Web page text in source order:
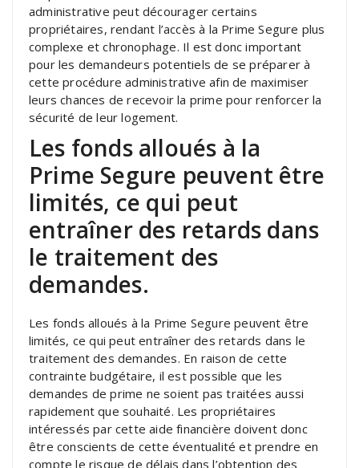
administrative peut décourager certains
propriétaires, rendant l’accès à la Prime Segure plus
complexe et chronophage. Il est donc important
pour les demandeurs potentiels de se préparer à
cette procédure administrative afin de maximiser
leurs chances de recevoir la prime pour renforcer la
sécurité de leur logement.
Les fonds alloués à la
Prime Segure peuvent être
limités, ce qui peut
entraîner des retards dans
le traitement des
demandes.
Les fonds alloués à la Prime Segure peuvent être
limités, ce qui peut entraîner des retards dans le
traitement des demandes. En raison de cette
contrainte budgétaire, il est possible que les
demandes de prime ne soient pas traitées aussi
rapidement que souhaité. Les propriétaires
intéressés par cette aide financière doivent donc
être conscients de cette éventualité et prendre en
compte le risque de délais dans l’obtention des